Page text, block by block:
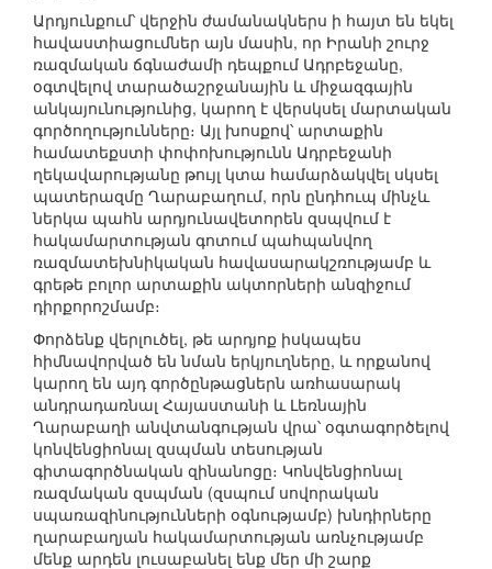
Արդյունքում՝ վերջին ժամանակներս ի հայտ են եկել
հավաստիացումներ այն մասին, որ Իրանի շուրջ
ռազմական ճգնաժամի դեպքում Ադրբեջանը,
օգտվելով տարածաշրջանային և միջազգային
անկայունությունից, կարող է վերսկսել մարտական
գործողությունները։ Այլ խոսքով՝ արտաքին
համատեքստի փոփոխությունն Ադրբեջանի
ղեկավարությանը թույլ կտա համարձակվել սկսել
պատերազմը Ղարաբաղում, որն ընդհուպ մինչև
ներկա պահն արդյունավետորեն զսպվում է
հակամարտության գոտում պահպանվող
ռազմատեխնիկական հավասարակշռությամբ և
գրեթե բոլոր արտաքին ակտորների անզիջում
դիրքորոշմամբ։
Փորձենք վերլուծել, թե արդյոք իսկապես
հիմնավորված են նման երկյուղները, և որքանով
կարող են այդ գործընթացներն առհասարակ
անդրադառնալ Հայաստանի և Լեռնային
Ղարաբաղի անվտանգության վրա՝ օգտագործելով
կոնվենցիոնալ զսպման տեսության
գիտագործնական զինանոցը։ Կոնվենցիոնալ
ռազմական զսպման (զսպում սովորական
սպառազինությունների օգնությամբ) խնդիրները
ղարաբաղյան հակամարտության առնչությամբ
մենք արդեն լուսաբանել ենք մեր մի շարք